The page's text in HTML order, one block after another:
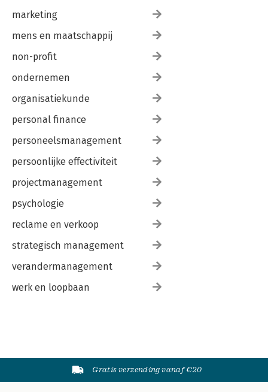
marketing
mens en maatschappij
non-profit
ondernemen
organisatiekunde
personal finance
personeelsmanagement
persoonlijke effectiviteit
projectmanagement
psychologie
reclame en verkoop
strategisch management
verandermanagement
werk en loopbaan
Gratis verzending vanaf €20